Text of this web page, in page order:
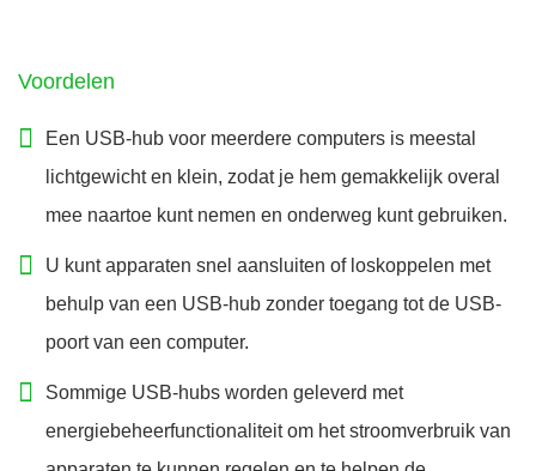
Voordelen
Een USB-hub voor meerdere computers is meestal
lichtgewicht en klein, zodat je hem gemakkelijk overal
mee naartoe kunt nemen en onderweg kunt gebruiken.
U kunt apparaten snel aansluiten of loskoppelen met
behulp van een USB-hub zonder toegang tot de USB-
poort van een computer.
Sommige USB-hubs worden geleverd met
energiebeheerfunctionaliteit om het stroomverbruik van